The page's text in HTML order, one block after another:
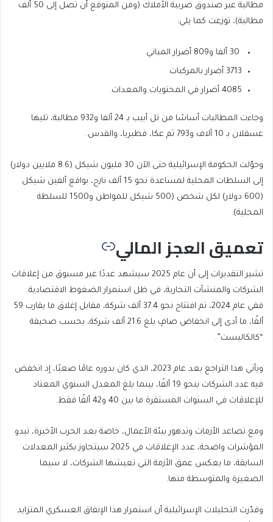
مطالبة عبر صندوق ضريبة الأملاك (ومن المتوقع أن تصل إلى 50 ألف
مطالبة)، توزعت كما يلي:
3713 أضرار بالمركبات
4085 أضرار في المحتويات والمعدات.
وجاءت المطالبات أساسًا من تل أبيب بـ 24 ألفا و932 مطالبة، تليها
عسقلان بـ 10 آلاف و793 ثم عكا، فطبريا، والقدس.
وحوّلت الحكومة الإسرائيلية حتى الآن 30 مليون شيكل (8.6 ملايين دولار)
إلى السلطات المحلية لمساعدة نحو 15 ألف نازح، بواقع ألفين شيكل
(600 دولار) لكل شخص (500 شيكل للمواطن و1500 للسلطة
المحلية).
تعميق العجز المالي
تشير التقديرات إلى أن عام 2025 سيشهد عددًا غير مسبوق من إغلاقات
الشركات والمنشآت التجارية، في ظل استمرار الضغوط الاقتصادية.
ففي عام 2024، تم افتتاح نحو 37.4 ألف شركة، مقابل إغلاق ما يقارب 59
ألفًا، ما أدى إلى انخفاض صافٍ بلغ 21.6 ألف شركة، بحسب صحيفة
“كالكاليست”.
ويأتي هذا التراجع بعد عام 2023، الذي كان بدوره عامًا صعبًا، إذ انخفض
فيه عدد الشركات بنحو 19 ألفًا، بينما بلغ المعدل السنوي المعتاد
للإغلاقات في السنوات المستقرة ما بين 40 و42 ألفًا فقط.
ومع تصاعد الأزمات وتدهور بيئة الأعمال، خاصة بعد الحرب الأخيرة، تبدو
المؤشرات واضحة، عدد الإغلاقات في 2025 سيتجاوز بكثير المعدلات
السابقة، ما يعكس عمق الأزمة التي تعيشها الشركات، لا سيما
الصغيرة والمتوسطة منها.
وقدّرت التحليلات الإسرائيلية أن استمرار هذا الإنفاق العسكري المتزايد